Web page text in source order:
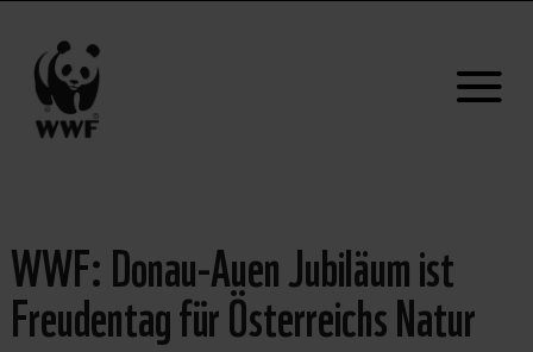
WWF: Donau-Auen Jubiläum ist
Freudentag für Österreichs Natur